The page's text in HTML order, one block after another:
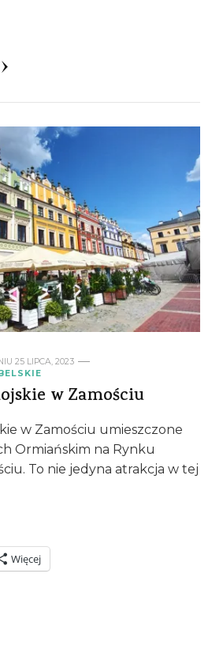
25 LIPCA, 2023
w Zamościu
w Zamościu umieszczone
Ormiańskim na Rynku
To nie jedyna atrakcja w tej
Więcej